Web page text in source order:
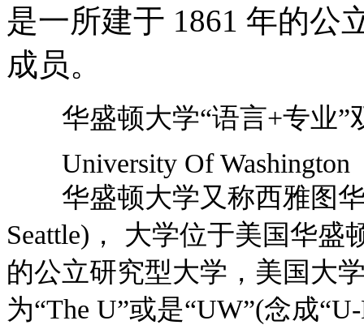
是一所建于 1861 年的公
成员。
华盛顿大学“语言+专业”
University Of Washington
华盛顿大学又称西雅图华
Seattle)， 大学位于美国华盛
的公立研究型大学，美国大
为“The U”或是“UW”(念成